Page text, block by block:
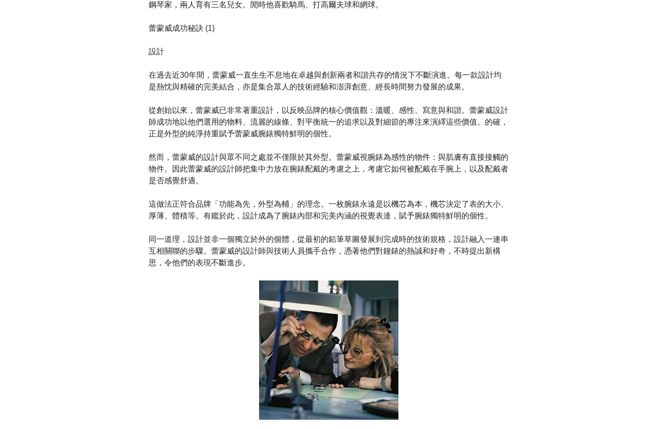
鋼琴家，兩人育有三名兒女。閒時他喜歡騎馬、打高爾夫球和網球。
蕾蒙威成功秘訣 (1)
設計
在過去近30年間，蕾蒙威一直生生不息地在卓越與創新兩者和諧共存的情況下不斷演進。每一款設計均
是熱忱與精確的完美結合，亦是集合眾人的技術經驗和澎湃創意、經長時間努力發展的成果。
從創始以來，蕾蒙威已非常著重設計，以反映品牌的核心價值觀：溫暖、感性、寫意與和諧。蕾蒙威設計
師成功地以他們選用的物料、流麗的線條、對平衡統一的追求以及對細節的專注來演繹這些價值。的確，
正是外型的純淨持重賦予蕾蒙威腕錶獨特鮮明的個性。
然而，蕾蒙威的設計與眾不同之處並不僅限於其外型。蕾蒙威視腕錶為感性的物件：與肌膚有直接接觸的
物件。因此蕾蒙威的設計師把集中力放在腕錶配戴的考慮之上，考慮它如何被配戴在手腕上，以及配戴者
是否感覺舒適。
這做法正符合品牌「功能為先，外型為輔」的理念。一枚腕錶永遠是以機芯為本，機芯決定了表的大小、
厚薄、體積等。有鑑於此，設計成為了腕錶內部和完美內涵的視覺表達，賦予腕錶獨特鮮明的個性。
同一道理，設計並非一個獨立於外的個體，從最初的鉛筆草圖發展到完成時的技術規格，設計融入一連串
互相關聯的步驟。蕾蒙威的設計師與技術人員攜手合作，憑著他們對鐘錶的熱誠和好奇，不時提出新構
思，令他們的表現不斷進步。